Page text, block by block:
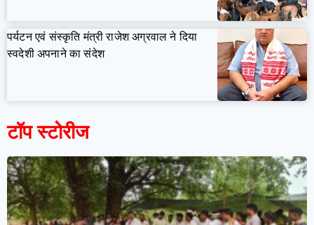
पर्यटन एवं संस्कृति मंत्री राजेश अग्रवाल ने दिया
स्वदेशी अपनाने का संदेश
टॉप स्टोरीज